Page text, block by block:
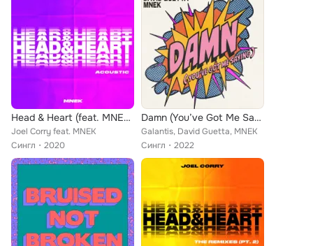
Head & Heart (feat. MNEK) (Acoustic)
Joel Corry feat. MNEK
Сингл
2020
Damn (You’ve Got Me Saying)
Galantis, David Guetta, MNEK
Сингл
2022